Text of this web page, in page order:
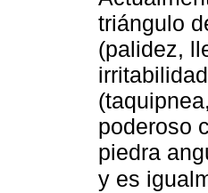
triángulo
(palidez,
poderoso
piedra
y es